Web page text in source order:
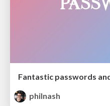
philnash